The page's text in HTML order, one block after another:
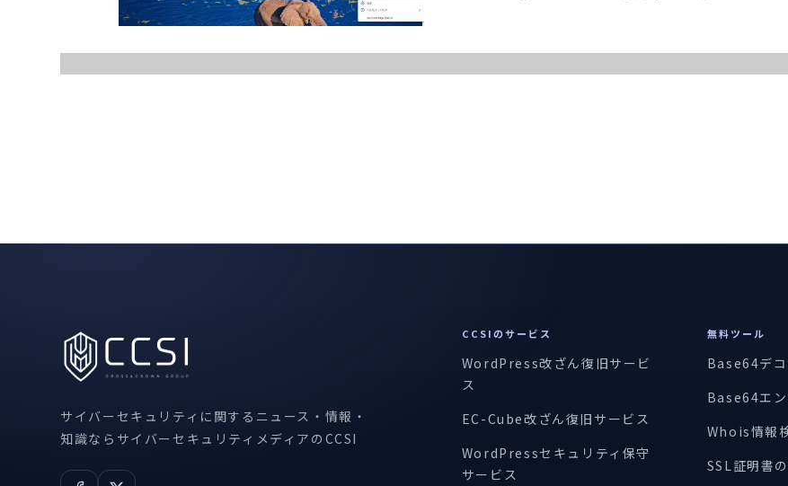
サイバーセキュリティに関するニュース・情報・
知識ならサイバーセキュリティメディアのCCSI
CCSIのサービス
WordPress改ざん復旧サービ
ス
EC-Cube改ざん復旧サービス
WordPressセキュリティ保守
サービス
無料ツール
Base64デ
Base64エ
Whois情報
SSL証明書